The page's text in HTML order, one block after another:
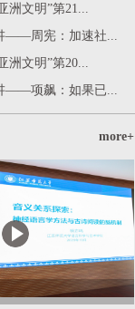
洲文明”第21...
——周宪：加速社...
洲文明”第20...
——项飙：如果已...
more+